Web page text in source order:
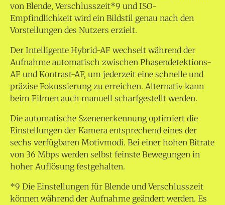
von Blende, Verschlusszeit*9 und ISO-
Empfindlichkeit wird ein Bildstil genau nach den
Vorstellungen des Nutzers erzielt.
Der Intelligente Hybrid-AF wechselt während der
Aufnahme automatisch zwischen Phasendetektions-
AF und Kontrast-AF, um jederzeit eine schnelle und
präzise Fokussierung zu erreichen. Alternativ kann
beim Filmen auch manuell scharfgestellt werden.
Die automatische Szenenerkennung optimiert die
Einstellungen der Kamera entsprechend eines der
sechs verfügbaren Motivmodi. Bei einer hohen Bitrate
von 36 Mbps werden selbst feinste Bewegungen in
hoher Auflösung festgehalten.
*9 Die Einstellungen für Blende und Verschlusszeit
können während der Aufnahme geändert werden. Es